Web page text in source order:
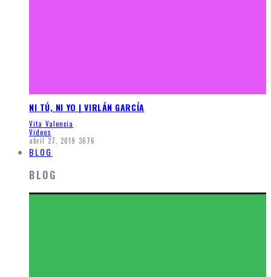
NI TÚ, NI YO | VIRLÁN GARCÍA
Vita Valencia
Videos
abril 27, 2019 3676
BLOG
BLOG